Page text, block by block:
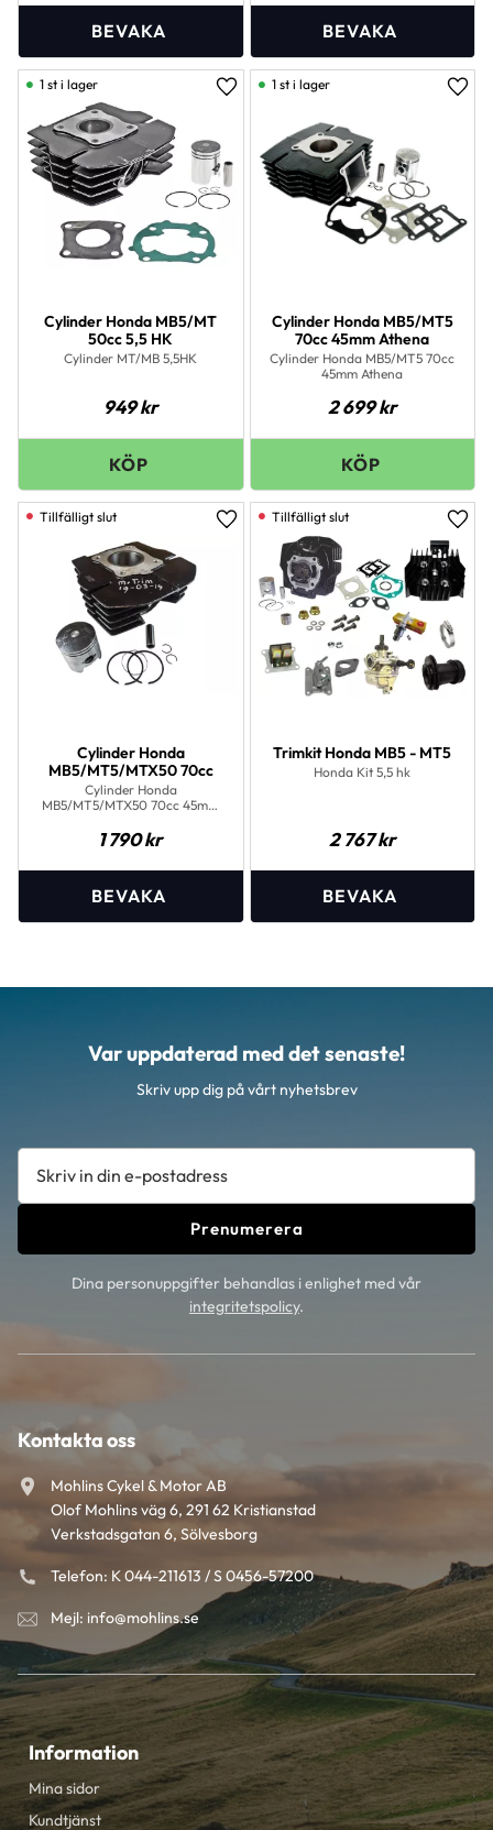
Cylinder Honda MB5/MT
50cc 5,5 HK
Cylinder MT/MB 5,5HK
949kr
Lägg till i favoriter
1 st i lager
Cylinder Honda MB5/MT5
70cc 45mm Athena
Cylinder Honda MB5/MT5 70cc
45mm Athena
2 699kr
1 st i lager
Cylinder Honda
MB5/MT5/MTX50 70cc
Cylinder Honda
MB5/MT5/MTX50 70cc 45mm
1 790kr
Lägg till i favoriter
Trimkit Honda MB5 - MT5
Honda Kit 5,5 hk
2 767kr
Var uppdaterad med det senaste!
Skriv upp dig på vårt nyhetsbrev
Prenumerera
Dina personuppgifter behandlas i enlighet med vår
integritetspolicy.
Kontakta oss
Mohlins Cykel & Motor AB
Olof Mohlins väg 6, 291 62 Kristianstad
Verkstadsgatan 6, Sölvesborg
Telefon: K 044-211613 / S 0456-57200
Mejl: info@mohlins.se
Information
Mina sidor
Kundtjänst